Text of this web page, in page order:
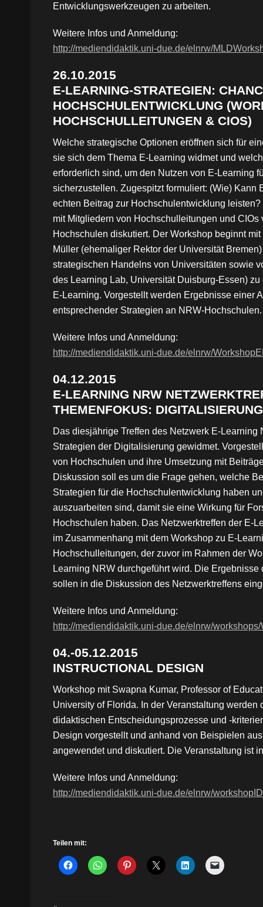
Entwicklungswerkzeugen zu arbeiten.
Weitere Infos und Anmeldung:
http://mediendidaktik.uni-due.de/elnrw/
26.10.2015
E-LEARNING-STRATEGIEN:
HOCHSCHULENTWICKLUNG
HOCHSCHULLEITUNGEN & CIOS)
Welche strategische Optionen eröffnen sich für
sie sich dem Thema E-Learning widmet und
erforderlich sind, um den Nutzen von E-Learning
sicherzustellen. Zugespitzt formuliert: (Wie) Kann
echten Beitrag zur Hochschulentwicklung
mit Mitgliedern von Hochschulleitungen und CIOs
Hochschulen diskutiert. Der Workshop beginnt
Müller (ehemaliger Rektor der Universität
strategischen Handelns von Universitäten sowie
des Learning Lab, Universität Duisburg-Essen)
E-Learning. Vorgestellt werden Ergebnisse einer
entsprechender Strategien an NRW-Hochschulen.
Weitere Infos und Anmeldung:
http://mediendidaktik.uni-due.de/elnrw/
04.12.2015
E-LEARNING NRW
THEMENFOKUS:
Das diesjährige Treffen des Netzwerk E-Learning
Strategien der Digitalisierung gewidmet.
von Hochschulen und ihre Umsetzung mit
Diskussion soll es um die Frage gehen, welche
Strategien für die Hochschulentwicklung haben
auszuarbeiten sind, damit sie eine Wirkung für
Hochschulen haben. Das Netzwerktreffen der E-
im Zusammenhang mit dem Workshop zu E-
Hochschulleitungen, der zuvor im Rahmen der
Learning NRW durchgeführt wird. Die Ergebnisse
sollen in die Diskussion des Netzwerktreffens
Weitere Infos und Anmeldung:
http://mediendidaktik.uni-due.de/elnrw/
04.-05.12.2015
INSTRUCTIONAL DESIGN
Workshop mit Swapna Kumar, Professor of
University of Florida. In der Veranstaltung werden
didaktischen Entscheidungsprozesse und -
Design vorgestellt und anhand von Beispielen
angewendet und diskutiert. Die Veranstaltung ist
Weitere Infos und Anmeldung:
http://mediendidaktik.uni-due.de/elnrw/workshopID
Teilen mit: